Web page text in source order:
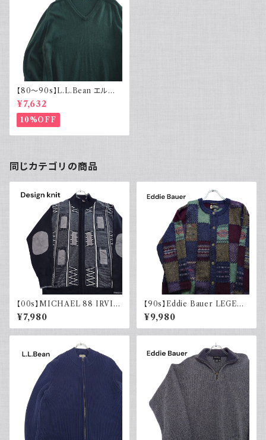
【80～90s】L.L.Bean エルエ
ルビーン コットンニット Vネック
緑
¥7,632
10%OFF
同じカテゴリの商品
【00s】MICHAEL 88 IRVIN
デザインニット ジップアップ エ
ルボーパッチ 古着 レトロ モード
アクリル
¥7,980
【90s】Eddie Bauer LEGEN
D エディーバウアー レジェンド
総柄ニット カーディガン ウール
レトロ 90年代
¥9,980